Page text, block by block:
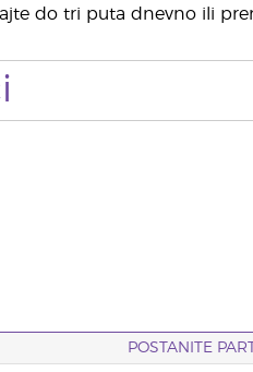
do tri puta dnevno ili
POSTANITE